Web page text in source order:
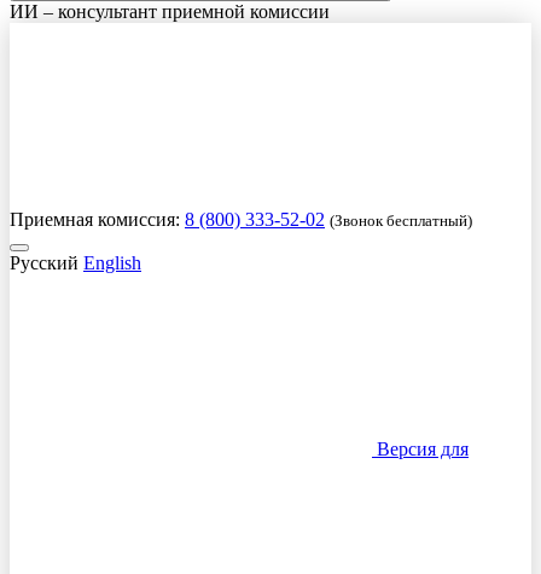
ИИ – консультант приемной комиссии
Приемная комиссия: 8 (800) 333-52-02 (Звонок бесплатный)
Русский English
Версия для